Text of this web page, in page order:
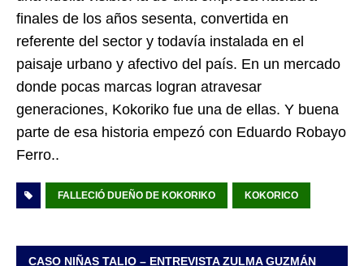
finales de los años sesenta, convertida en
referente del sector y todavía instalada en el
paisaje urbano y afectivo del país. En un mercado
donde pocas marcas logran atravesar
generaciones, Kokoriko fue una de ellas. Y buena
parte de esa historia empezó con Eduardo Robayo
Ferro..
FALLECIÓ DUEÑO DE KOKORIKO KOKORICO
CASO NIÑAS TALIO – ENTREVISTA ZULMA GUZMÁN